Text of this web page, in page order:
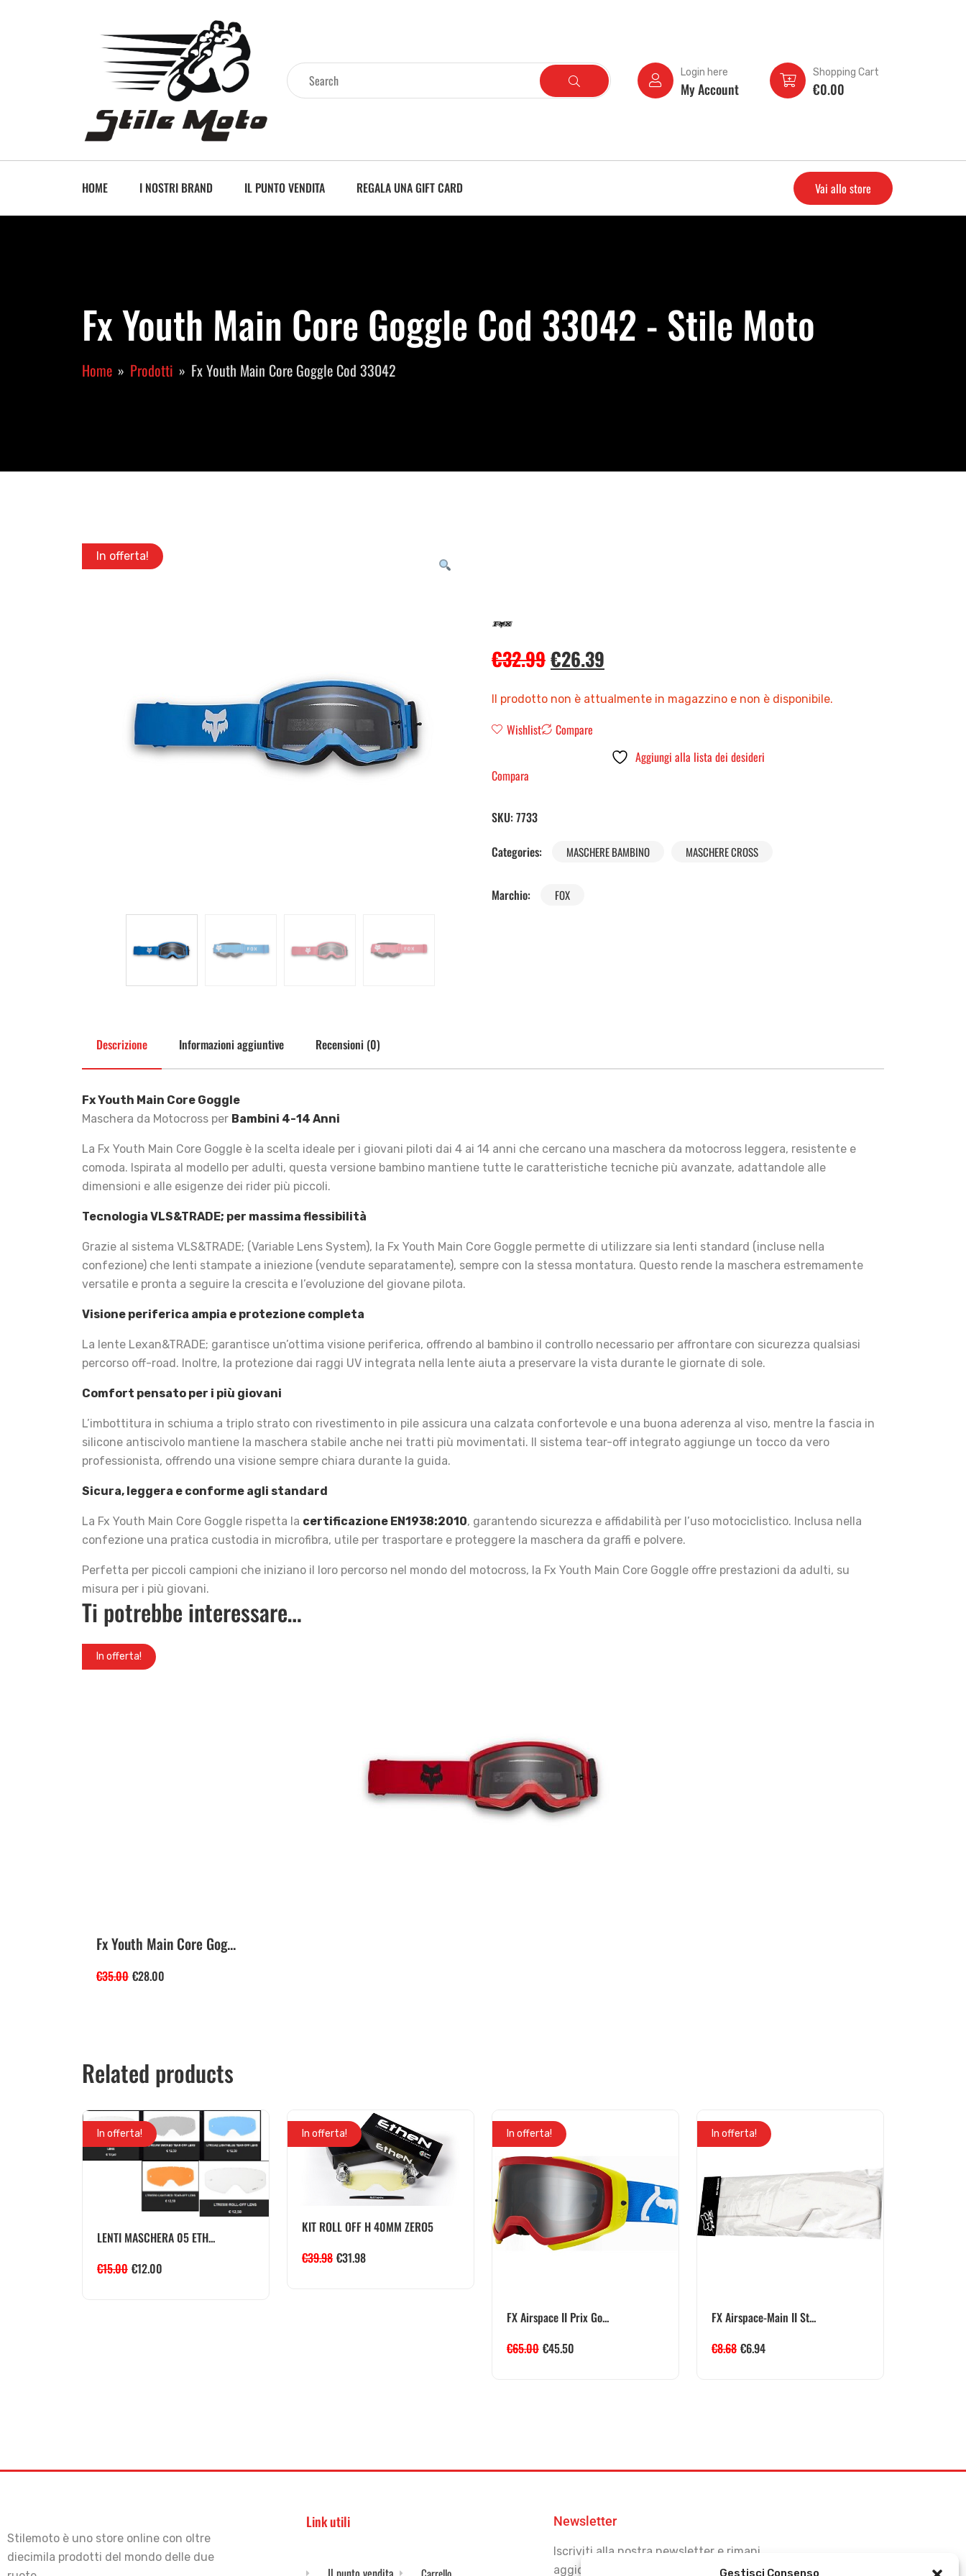
Gestisci Consenso
Login here
My Account
Shopping Cart
€0.00
HOME I NOSTRI BRAND IL PUNTO VENDITA REGALA UNA GIFT CARD Vai allo store
Fx Youth Main Core Goggle Cod 33042 - Stile Moto
Home Prodotti Fx Youth Main Core Goggle Cod 33042
In offerta!
€32.99€26.39
Il prodotto non è attualmente in magazzino e non è disponibile.
Wishlist
Compare
Aggiungi alla lista dei desideri
Compara
SKU: 7733
Categories:
MASCHERE BAMBINO MASCHERE CROSS
Marchio: FOX
Descrizione Informazioni aggiuntive Recensioni (0)
Fx Youth Main Core Goggle
Maschera da Motocross per Bambini 4-14 Anni
La Fx Youth Main Core Goggle è la scelta ideale per i giovani piloti dai 4 ai 14 anni che cercano una maschera da motocross leggera, resistente e
comoda. Ispirata al modello per adulti, questa versione bambino mantiene tutte le caratteristiche tecniche più avanzate, adattandole alle
dimensioni e alle esigenze dei rider più piccoli.
Tecnologia VLS&TRADE; per massima flessibilità
Grazie al sistema VLS&TRADE; (Variable Lens System), la Fx Youth Main Core Goggle permette di utilizzare sia lenti standard (incluse nella
confezione) che lenti stampate a iniezione (vendute separatamente), sempre con la stessa montatura. Questo rende la maschera estremamente
versatile e pronta a seguire la crescita e l’evoluzione del giovane pilota.
Visione periferica ampia e protezione completa
La lente Lexan&TRADE; garantisce un’ottima visione periferica, offrendo al bambino il controllo necessario per affrontare con sicurezza qualsiasi
percorso off-road. Inoltre, la protezione dai raggi UV integrata nella lente aiuta a preservare la vista durante le giornate di sole.
Comfort pensato per i più giovani
L’imbottitura in schiuma a triplo strato con rivestimento in pile assicura una calzata confortevole e una buona aderenza al viso, mentre la fascia in
silicone antiscivolo mantiene la maschera stabile anche nei tratti più movimentati. Il sistema tear-off integrato aggiunge un tocco da vero
professionista, offrendo una visione sempre chiara durante la guida.
Sicura, leggera e conforme agli standard
La Fx Youth Main Core Goggle rispetta la certificazione EN1938:2010, garantendo sicurezza e affidabilità per l’uso motociclistico. Inclusa nella
confezione una pratica custodia in microfibra, utile per trasportare e proteggere la maschera da graffi e polvere.
Perfetta per piccoli campioni che iniziano il loro percorso nel mondo del motocross, la Fx Youth Main Core Goggle offre prestazioni da adulti, su
misura per i più giovani.
Ti potrebbe interessare…
In offerta!
Fx Youth Main Core Gog...
€35.00 €28.00
Related products
In offerta!
LENTI MASCHERA 05 ETH...
€15.00 €12.00
In offerta!
KIT ROLL OFF H 40MM ZERO5
€39.98 €31.98
In offerta!
FX Airspace II Prix Go...
€65.00 €45.50
In offerta!
FX Airspace-Main II St...
€8.68 €6.94
Stilemoto è uno store online con oltre
diecimila prodotti del mondo delle due
Link utili Newsletter
Iscriviti alla nostra newsletter e rimani
aggiornato